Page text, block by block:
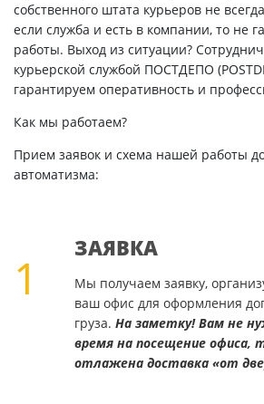
собственного штата курьеров не
если служба и есть в компании, то не
работы. Выход из ситуации?
курьерской службой ПОСТДЕПО
гарантируем оперативность и
Как мы работаем?
Прием заявок и схема нашей работы
автоматизма:
1
ЗАЯВКА
Мы получаем заявку,
ваш офис для оформления
груза. На заметку! Вам не
время на посещение офиса,
отлажена доставка «от